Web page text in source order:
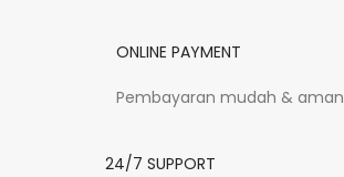
ONLINE PAYMENT
Pembayaran mudah & aman
24/7 SUPPORT